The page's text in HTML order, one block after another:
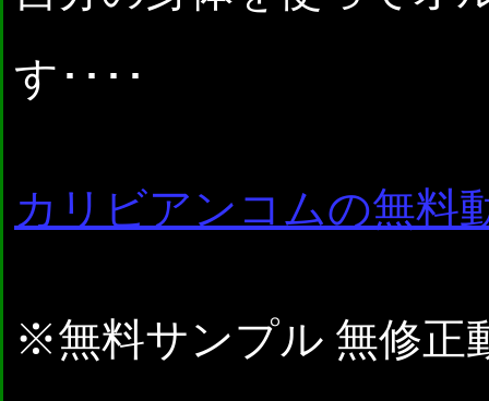
す････
カリビアンコムの無料
※無料サンプル 無修正